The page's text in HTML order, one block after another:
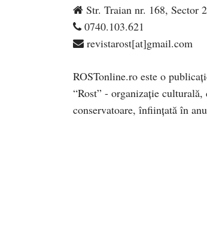
Str. Traian nr. 168, Sector
0740.103.621
revistarost[at]gmail.com
ROSTonline.ro este o
“Rost” - organizaţie culturală,
conservatoare, înfiinţată în